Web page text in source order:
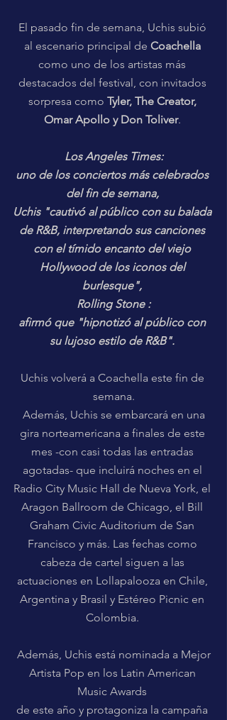
El pasado fin de semana, Uchis subió
al escenario principal de Coachella
como uno de los artistas más
destacados del festival, con invitados
sorpresa como Tyler, The Creator,
Omar Apollo y Don Toliver.
Los Angeles Times:
uno de los conciertos más celebrados
del fin de semana,
Uchis "cautivó al público con su balada
de R&B, interpretando sus canciones
con el tímido encanto del viejo
Hollywood de los iconos del
burlesque",
Rolling Stone :
afirmó que "hipnotizó al público con
su lujoso estilo de R&B".
Uchis volverá a Coachella este fin de
semana.
gira norteamericana a finales de este
mes -con casi todas las entradas
agotadas- que incluirá noches en el
Radio City Music Hall de Nueva York, el
Aragon Ballroom de Chicago, el Bill
Graham Civic Auditorium de San
Francisco y más. Las fechas como
cabeza de cartel siguen a las
actuaciones en Lollapalooza en Chile,
Argentina y Brasil y Estéreo Picnic en
Colombia.
Artista Pop en los Latin American
Music Awards
de este año y protagoniza la campaña